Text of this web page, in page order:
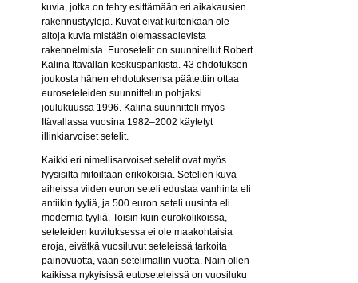
kuvia, jotka on tehty esittämään eri aikakausien
rakennustyylejä. Kuvat eivät kuitenkaan ole
aitoja kuvia mistään olemassaolevista
rakennelmista. Eurosetelit on suunnitellut Robert
Kalina Itävallan keskuspankista. 43 ehdotuksen
joukosta hänen ehdotuksensa päätettiin ottaa
euroseteleiden suunnittelun pohjaksi
joulukuussa 1996. Kalina suunnitteli myös
Itävallassa vuosina 1982–2002 käytetyt
illinkiarvoiset setelit.
Kaikki eri nimellisarvoiset setelit ovat myös
fyysisiltä mitoiltaan erikokoisia. Setelien kuva-
aiheissa viiden euron seteli edustaa vanhinta eli
antiikin tyyliä, ja 500 euron seteli uusinta eli
modernia tyyliä. Toisin kuin eurokolikoissa,
seteleiden kuvituksessa ei ole maakohtaisia
eroja, eivätkä vuosiluvut seteleissä tarkoita
painovuotta, vaan setelimallin vuotta. Näin ollen
kaikissa nykyisissä eutoseteleissä on vuosiluku